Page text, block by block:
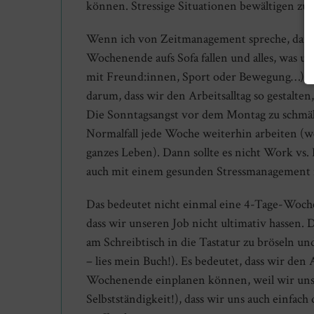
können. Stressige Situationen bewältigen
Wenn ich von Zeitmanagement spreche,
Wochenende aufs Sofa fallen und alles, was
mit Freund:innen, Sport oder Bewegung…)
darum, dass wir den Arbeitsalltag so
Die Sonntagsangst vor dem Montag zu
Normalfall jede Woche weiterhin arbeiten
ganzes Leben). Dann sollte es nicht Work
auch mit einem gesunden
Das bedeutet nicht einmal eine 4-Tage-
dass wir unseren Job nicht ultimativ hassen.
am Schreibtisch in die Tastatur zu bröseln
– lies mein Buch!). Es bedeutet, dass wir
Wochenende einplanen können, weil wir
Selbstständigkeit!), dass wir uns auch